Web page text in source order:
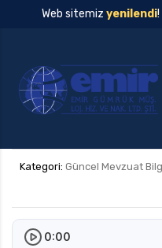
Web sitemiz yenilendi!
Kategori: Güncel Mevzuat
0:00